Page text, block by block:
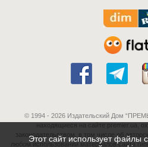
© 1994 - 2026 Издательский Дом
находящиеся на сайте premier.ua,
законодательством, в том числе об
любом использовании материалов сайта
Этот сайт использует файлы